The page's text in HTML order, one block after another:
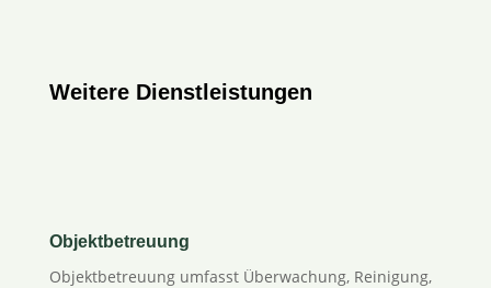
Weitere Dienstleistungen
Objektbetreuung
Objektbetreuung umfasst Überwachung, Reinigung,